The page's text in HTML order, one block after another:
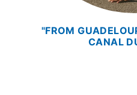
"FROM
CANAL